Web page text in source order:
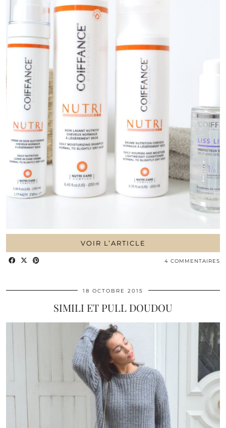
VOIR L’ARTICLE
4 COMMENTAIRES
18 OCTOBRE 2015
SIMILI ET PULL DOUDOU